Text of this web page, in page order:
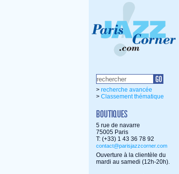
> recherche avancée
> Classement thématique
5 rue de navarre
75005 Paris
T: (+33) 1 43 36 78 92
contact@parisjazzcorner.com
Ouverture à la clientèle du
mardi au samedi (12h-20h).